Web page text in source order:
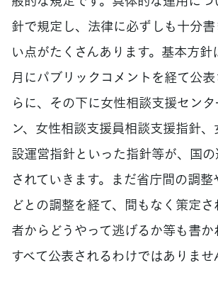
針で規定し、法律に必ずしも十分
い点がたくさんあります。基本方針
月にパブリックコメントを経て公
らに、その下に女性相談支援センタ
ン、女性相談支援員相談支援指針
設運営指針といった指針等が、国
されていきます。まだ省庁間の調
どとの調整を経て、間もなく策定
者からどうやって逃げるか等も書か
すべて公表されるわけではありませ